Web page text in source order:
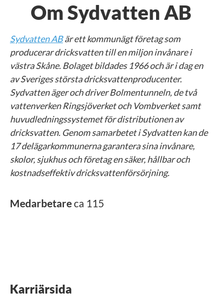
Om Sydvatten AB
Sydvatten ABär ett kommunägt företag som
producerar dricksvatten till en miljon invånare i
västra Skåne. Bolaget bildades 1966 och är i dag en
av Sveriges största dricksvattenproducenter.
Sydvatten äger och driver Bolmentunneln, de två
vattenverken Ringsjöverket och Vombverket samt
huvudledningssystemet för distributionen av
dricksvatten. Genom samarbetet i Sydvatten kan de
17 delägarkommunerna garantera sina invånare,
skolor, sjukhus och företag en säker, hållbar och
kostnadseffektiv dricksvattenförsörjning.
Medarbetareca 115
Karriärsida